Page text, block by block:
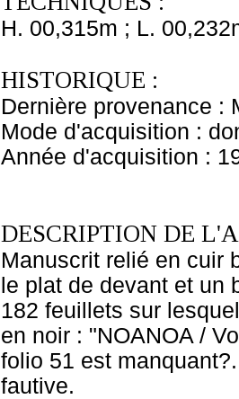
H. 00,315m ; L.
HISTORIQUE :
Dernière provenance :
Mode d'acquisition :
Année d'acquisition :
DESCRIPTION DE
Manuscrit relié en cuir
le plat de devant et un
182 feuillets sur
en noir : "NOANOA /
folio 51 est
fautive.